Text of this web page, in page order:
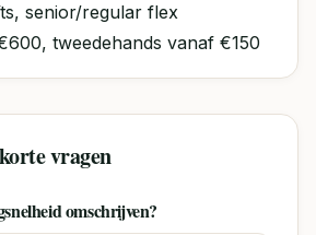
senior/regular flex
tweedehands vanaf €150
vragen
omschrijven?